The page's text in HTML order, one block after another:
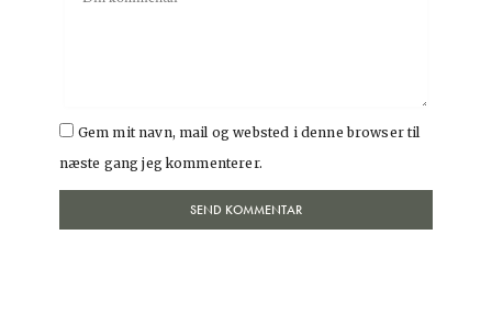
Gem mit navn, mail og websted i denne browser til
næste gang jeg kommenterer.